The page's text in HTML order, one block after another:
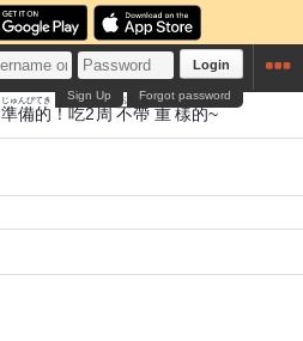
Login
Forgot password
Sign Up
準備
じゅんび
的
てき
！吃
きつ
2周
しゅう
不
ふ
帶
おび
重
じゅう
樣
さま
的
てき
~